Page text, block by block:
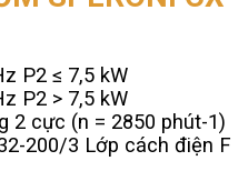
P2 ≤ 7,5 kW
P2 > 7,5 kW
2 cực (n = 2850 phút-1)
200/3 Lớp cách điện F